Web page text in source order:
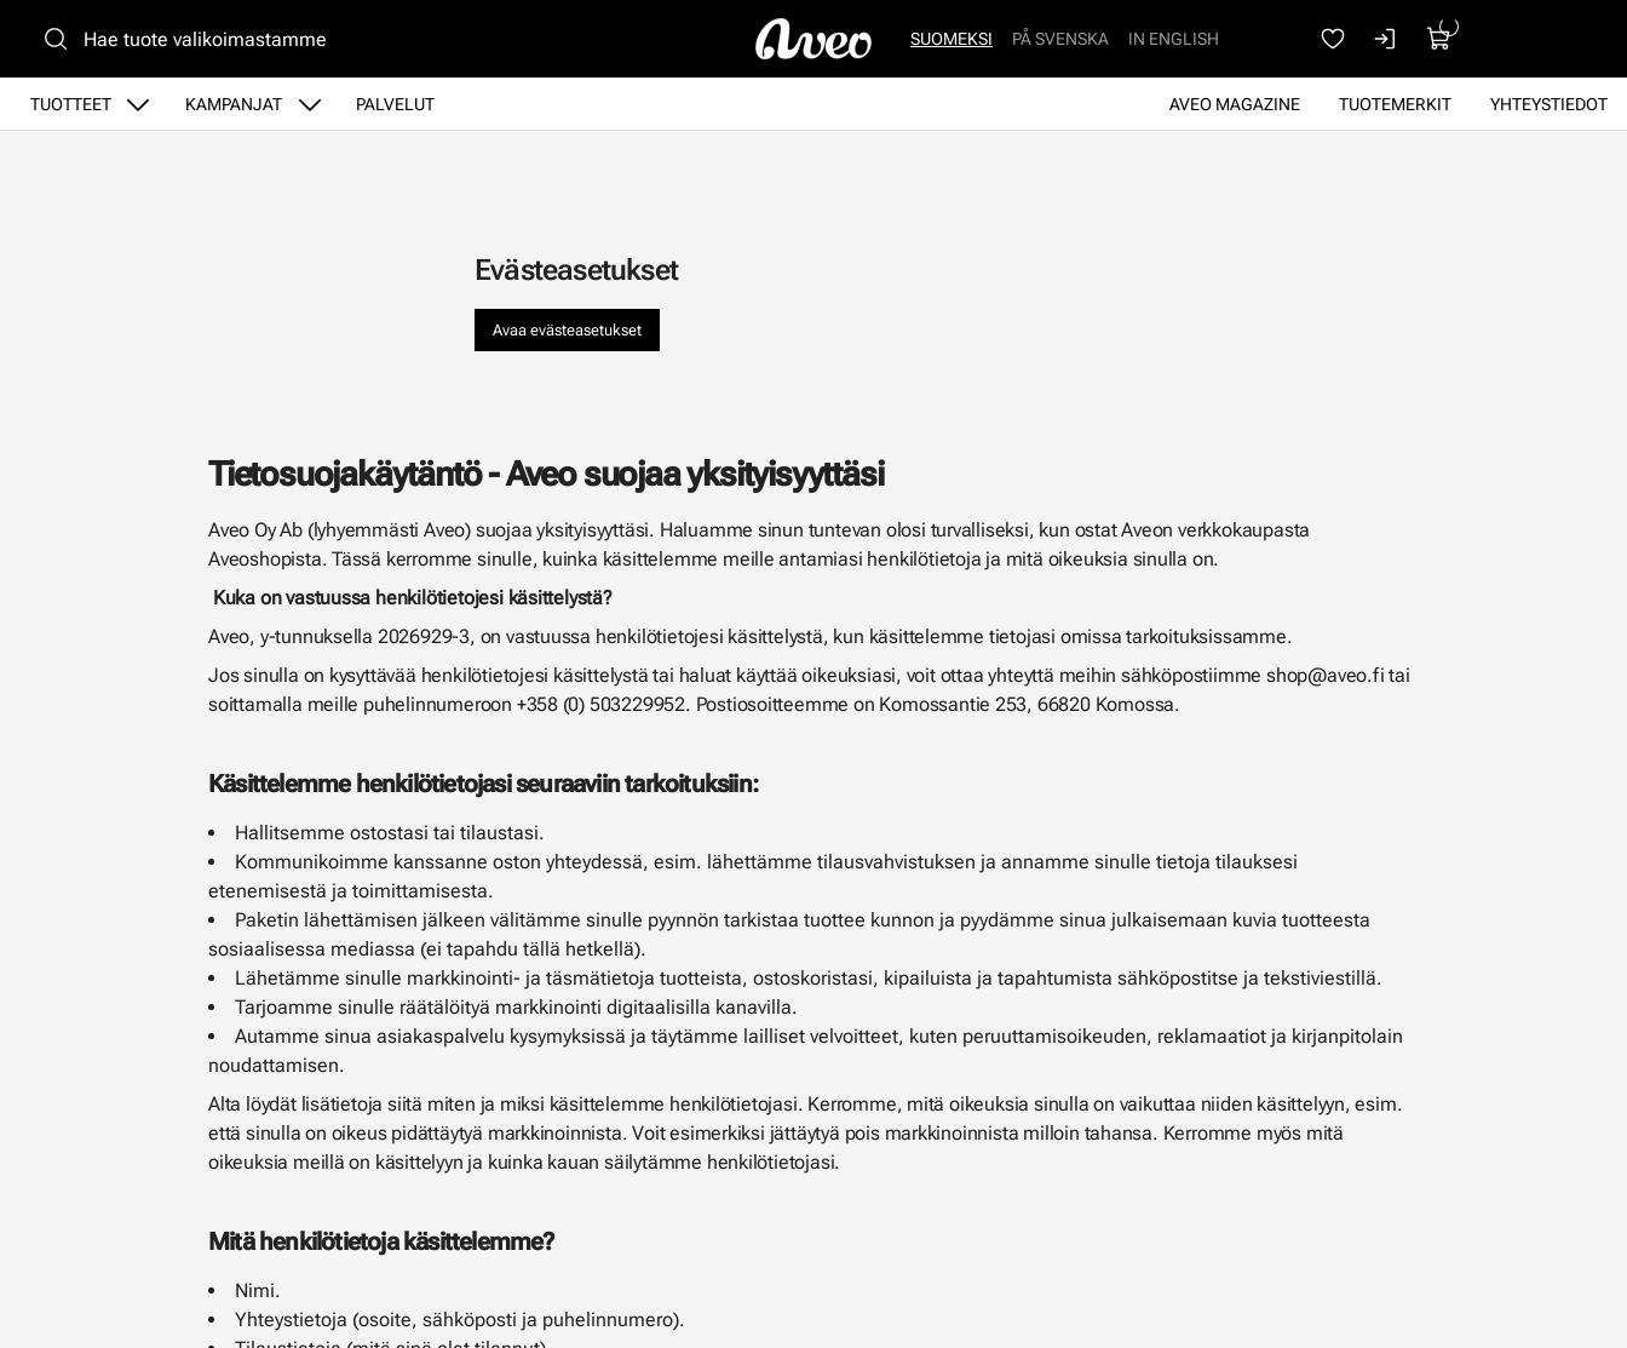
TUOTTEET KAMPANJAT PALVELUT YHTEYSTIEDOT
TUOTEMERKIT
AVEO MAGAZINE
SUOMEKSI PÅ SVENSKA IN ENGLISH
Evästeasetukset
Avaa evästeasetukset
Tietosuojakäytäntö - Aveo suojaa yksityisyyttäsi
Aveo Oy Ab (lyhyemmästi Aveo) suojaa yksityisyyttäsi. Haluamme sinun tuntevan olosi turvalliseksi, kun ostat Aveon verkkokaupasta
Aveoshopista. Tässä kerromme sinulle, kuinka käsittelemme meille antamiasi henkilötietoja ja mitä oikeuksia sinulla on.
Kuka on vastuussa henkilötietojesi käsittelystä?
Aveo, y-tunnuksella 2026929-3, on vastuussa henkilötietojesi käsittelystä, kun käsittelemme tietojasi omissa tarkoituksissamme.
Jos sinulla on kysyttävää henkilötietojesi käsittelystä tai haluat käyttää oikeuksiasi, voit ottaa yhteyttä meihin sähköpostiimme shop@aveo.fi tai
soittamalla meille puhelinnumeroon +358 (0) 503229952. Postiosoitteemme on Komossantie 253, 66820 Komossa.
Käsittelemme henkilötietojasi seuraaviin tarkoituksiin:
Hallitsemme ostostasi tai tilaustasi.
Kommunikoimme kanssanne oston yhteydessä, esim. lähettämme tilausvahvistuksen ja annamme sinulle tietoja tilauksesi
etenemisestä ja toimittamisesta.
Paketin lähettämisen jälkeen välitämme sinulle pyynnön tarkistaa tuottee kunnon ja pyydämme sinua julkaisemaan kuvia tuotteesta
sosiaalisessa mediassa (ei tapahdu tällä hetkellä).
Lähetämme sinulle markkinointi- ja täsmätietoja tuotteista, ostoskoristasi, kipailuista ja tapahtumista sähköpostitse ja tekstiviestillä.
Tarjoamme sinulle räätälöityä markkinointi digitaalisilla kanavilla.
Autamme sinua asiakaspalvelu kysymyksissä ja täytämme lailliset velvoitteet, kuten peruuttamisoikeuden, reklamaatiot ja kirjanpitolain
noudattamisen.
Alta löydät lisätietoja siitä miten ja miksi käsittelemme henkilötietojasi. Kerromme, mitä oikeuksia sinulla on vaikuttaa niiden käsittelyyn, esim.
että sinulla on oikeus pidättäytyä markkinoinnista. Voit esimerkiksi jättäytyä pois markkinoinnista milloin tahansa. Kerromme myös mitä
oikeuksia meillä on käsittelyyn ja kuinka kauan säilytämme henkilötietojasi.
Mitä henkilötietoja käsittelemme?
Nimi.
Yhteystietoja (osoite, sähköposti ja puhelinnumero).